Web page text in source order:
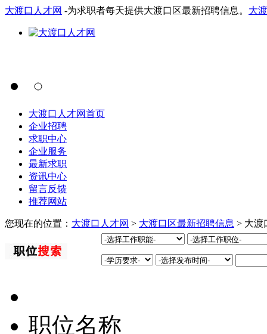
大渡口人才网 -为求职者每天提供大渡口区最新招聘信息。 大
大渡口人才网首页
企业招聘
求职中心
企业服务
最新求职
资讯中心
留言反馈
推荐网站
您现在的位置： 大渡口人才网 > 大渡口区最新招聘信息 > 大渡
职位名称